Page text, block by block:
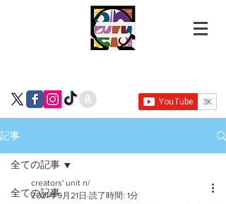
記事
全ての記事
全ての記事
creators' unit n/
2021年9月21日 読了時間: 1分